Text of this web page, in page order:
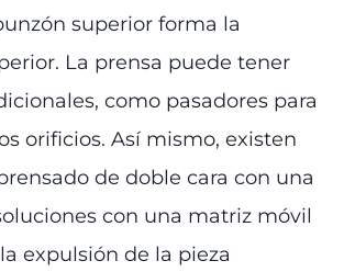
superior forma la
La prensa puede tener
como pasadores para
orificios. Así mismo, existen
de doble cara con una
con una matriz móvil
expulsión de la pieza